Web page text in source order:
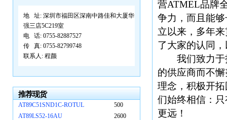
地 址: 深圳市福田区深南中路佳和大厦华
强三店5C219室
电 话: 0755-82887527
传 真: 0755-82799748
联系人: 程颜
推荐现货
AT89C51SND1C-ROTUL
500
AT89LS52-16AU
2600
营ATMEL品牌
争力，而且能
立以来，多年
了大家的认同
我们致力于打
的供应商而不
理念，积极开
们始终相信：
更远！